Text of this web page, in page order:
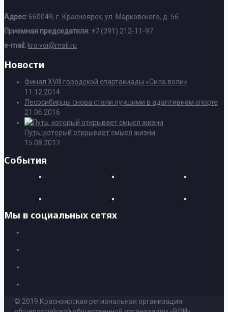
Адрес: 660049, г. Красноярск, ул. Марковского, д. 56
Приемная председателя: +7 (391) 212-11-97
e-mail: kro.voi@mail.ru
Новости
Финал XVIII городской спартакиады «Сила воли»
11.12.2014
Лесосибирцы снова стали лучшими в адаптивном спорте
21.06.2016
Путь, который открывает смысл жизни
15.08.2017
События
Мы в социальных сетях
© 2019 Красноярская региональная организация